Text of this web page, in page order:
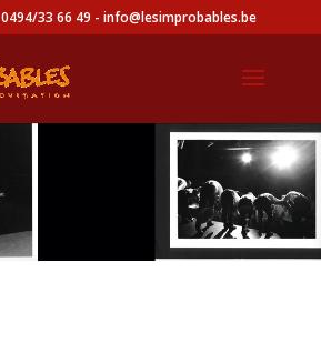
0494/33 66 49 - info@lesimprobables.be